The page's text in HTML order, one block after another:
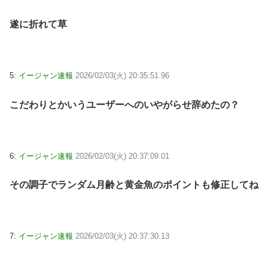
遂に折れて草
5: イージャン速報 2026/02/03(火) 20:35:51.96
こだわりとかいうユーザーへのいやがらせ辞めたの？
6: イージャン速報 2026/02/03(火) 20:37:09.01
その調子でランダム月齢と黄金魚のポイントも修正してね
7: イージャン速報 2026/02/03(火) 20:37:30.13